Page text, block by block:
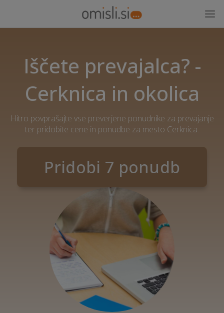
Iščete prevajalca? -
Cerknica in okolica
Hitro povprašajte vse preverjene ponudnike za prevajanje
ter pridobite cene in ponudbe za mesto Cerknica.
Pridobi 7 ponudb